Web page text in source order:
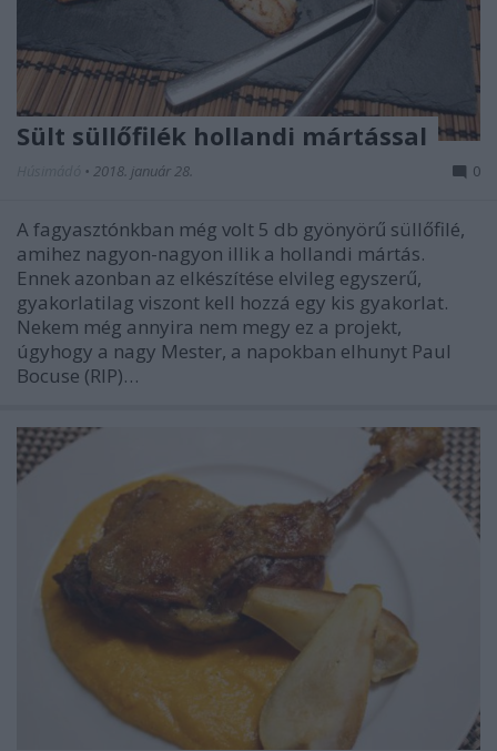
Sült süllőfilék hollandi mártással
• 2018. január 28. 0
A fagyasztónkban még volt 5 db gyönyörű süllőfilé,
amihez nagyon-nagyon illik a hollandi mártás.
Ennek azonban az elkészítése elvileg egyszerű,
gyakorlatilag viszont kell hozzá egy kis gyakorlat.
Nekem még annyira nem megy ez a projekt,
úgyhogy a nagy Mester, a napokban elhunyt Paul
Bocuse (RIP)…